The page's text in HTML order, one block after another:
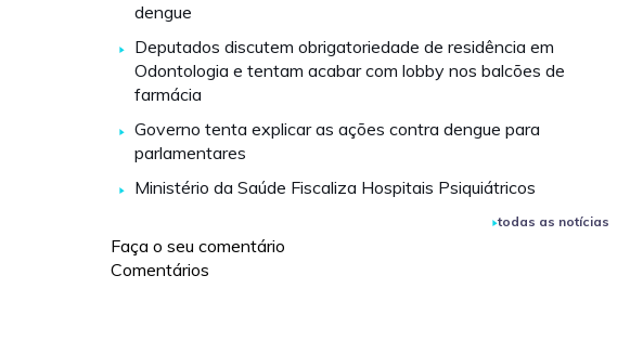
dengue
Deputados discutem obrigatoriedade de residência em
Odontologia e tentam acabar com lobby nos balcões de
farmácia
Governo tenta explicar as ações contra dengue para
parlamentares
Ministério da Saúde Fiscaliza Hospitais Psiquiátricos
todas as notícias
Faça o seu comentário
Comentários